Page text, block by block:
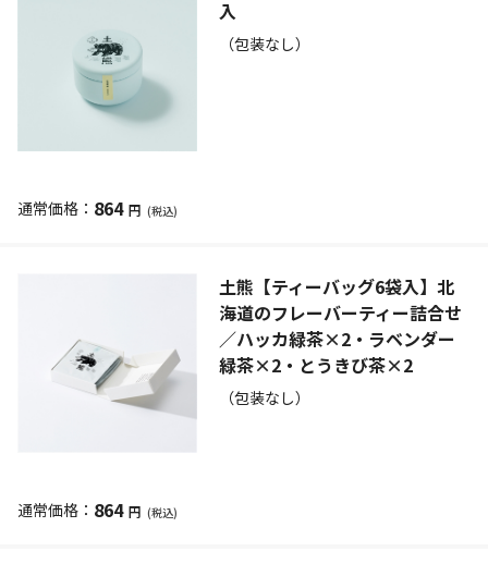
入
（包装なし）
864 円 (税込)
土熊【ティーバッグ6袋入】北
海道のフレーバーティー詰合せ
／ハッカ緑茶×2・ラベンダー
緑茶×2・とうきび茶×2
（包装なし）
864 円 (税込)